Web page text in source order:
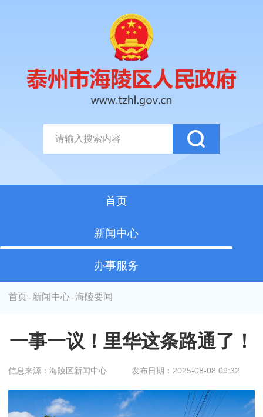
首页
新闻中心
办事服务
首页 > 新闻中心 > 海陵要闻
一事一议！里华这条路通了！
信息来源：海陵区新闻中心 发布日期：2025-08-08 09:32